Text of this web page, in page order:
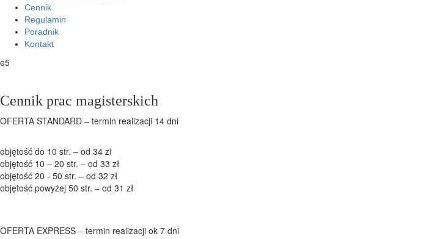
Cennik
Regulamin
Poradnik
Kontakt
e5
Cennik prac magisterskich
OFERTA STANDARD – termin realizacji 14 dni
objętość do 10 str. – od 34 zł
objętość 10 – 20 str. – od 33 zł
objętość 20 - 50 str. – od 32 zł
objętość powyżej 50 str. – od 31 zł
OFERTA EXPRESS – termin realizacji ok 7 dni